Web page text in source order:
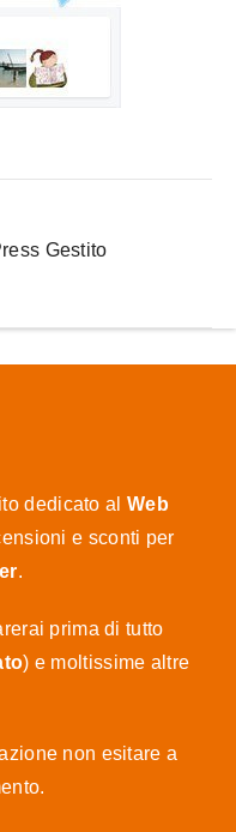
dedicato al Web
e sconti per
.
prima di tutto
) e moltissime altre
non esitare a